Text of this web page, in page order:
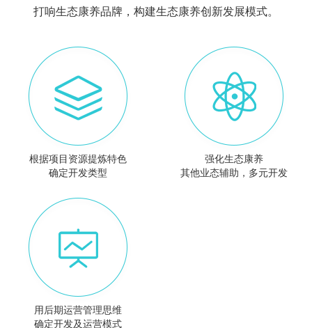
打响生态康养品牌，构建生态康养创新发展模式。
根据项目资源提炼特色
确定开发类型
强化生态康养
其他业态辅助，多元开发
用后期运营管理思维
确定开发及运营模式